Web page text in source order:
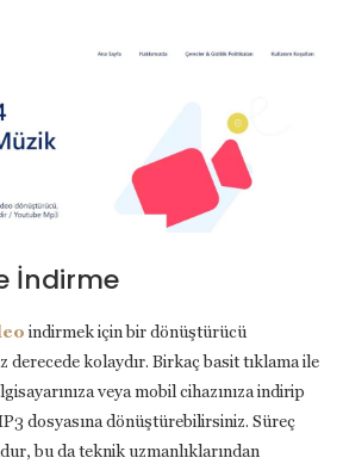
İndirme
indirmek için bir dönüştürücü
derecede kolaydır. Birkaç basit tıklama ile
veya mobil cihazınıza indirip
dosyasına dönüştürebilirsiniz. Süreç
bu da teknik uzmanlıklarından